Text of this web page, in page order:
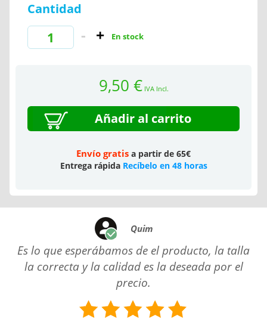
Cantidad
En stock
9,50 €IVA Incl.
Añadir al carrito
Envío gratis a partir de 65€
Entrega rápida Recíbelo en 48 horas
Quim
Es lo que esperábamos de el producto, la talla
la correcta y la calidad es la deseada por el
precio.